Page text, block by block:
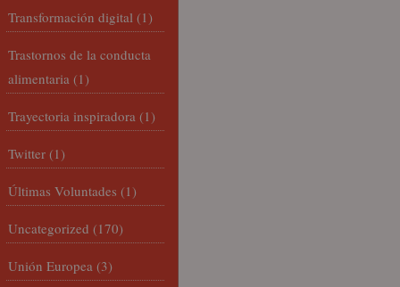
Transformación digital (1)
Trastornos de la conducta
alimentaria (1)
Trayectoria inspiradora (1)
Twitter (1)
Últimas Voluntades (1)
Uncategorized (170)
Unión Europea (3)